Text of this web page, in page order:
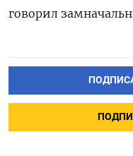
говорил